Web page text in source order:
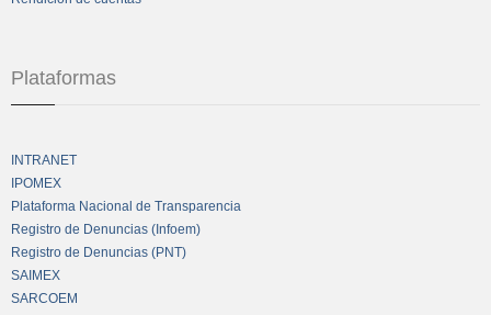
Plataformas
INTRANET
IPOMEX
Plataforma Nacional de Transparencia
Registro de Denuncias (Infoem)
Registro de Denuncias (PNT)
SAIMEX
SARCOEM